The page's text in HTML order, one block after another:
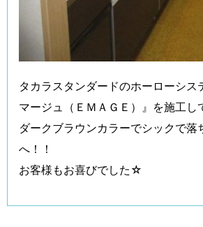
タカラスタンダードのホーローシス
マージュ（ＥＭＡＧＥ）』を施工
ダークブラウンカラーでシックで落
へ！！
お客様もお喜びでした☆